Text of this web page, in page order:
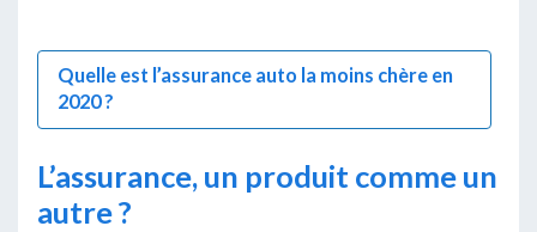
Quelle est l’assurance auto la moins chère en
2020 ?
L’assurance, un produit comme un
autre ?